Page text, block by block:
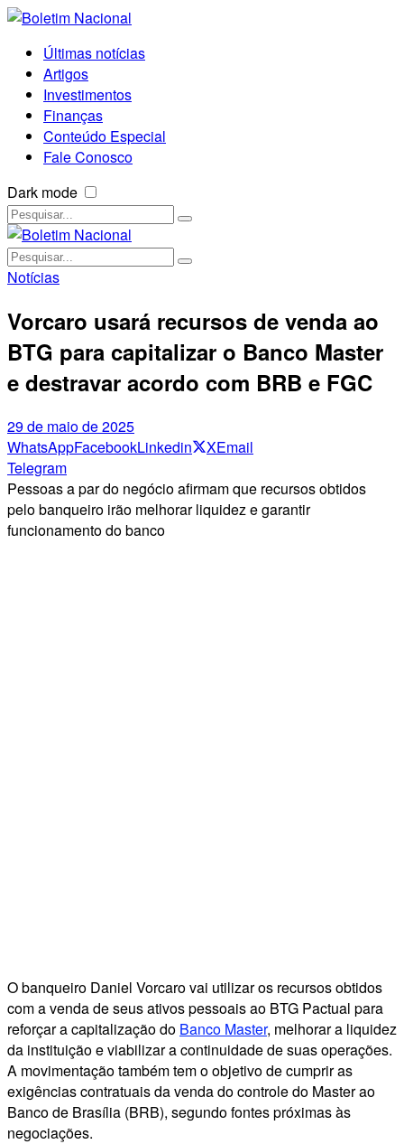
Últimas notícias
Artigos
Investimentos
Finanças
Conteúdo Especial
Fale Conosco
Dark mode
Notícias
Vorcaro usará recursos de venda ao
BTG para capitalizar o Banco Master
e destravar acordo com BRB e FGC
29 de maio de 2025
WhatsAppFacebookLinkedin XEmail
Telegram
Pessoas a par do negócio afirmam que recursos obtidos
pelo banqueiro irão melhorar liquidez e garantir
funcionamento do banco
O banqueiro Daniel Vorcaro vai utilizar os recursos obtidos
com a venda de seus ativos pessoais ao BTG Pactual para
reforçar a capitalização do Banco Master, melhorar a liquidez
da instituição e viabilizar a continuidade de suas operações.
A movimentação também tem o objetivo de cumprir as
exigências contratuais da venda do controle do Master ao
Banco de Brasília (BRB), segundo fontes próximas às
negociações.